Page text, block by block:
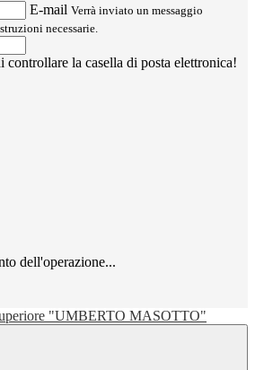
E-mail Verrà inviato un messaggio
necessarie.
controllare la casella di posta elettronica!
dell'operazione...